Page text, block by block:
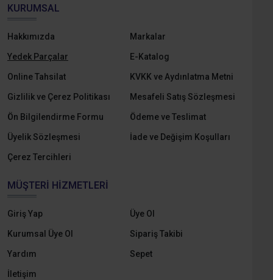
KURUMSAL
Hakkımızda Markalar
Yedek Parçalar E-Katalog
Online Tahsilat KVKK ve Aydınlatma Metni
Gizlilik ve Çerez Politikası Mesafeli Satış Sözleşmesi
Ön Bilgilendirme Formu Ödeme ve Teslimat
Üyelik Sözleşmesi İade ve Değişim Koşulları
Çerez Tercihleri
MÜŞTERI HIZMETLERI
Giriş Yap Üye Ol
Kurumsal Üye Ol Sipariş Takibi
Yardım Sepet
İletişim